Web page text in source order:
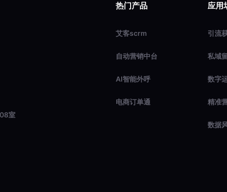
室
热门产品
艾客scrm
自动营销中台
AI智能外呼
电商订单通
应用
引流
私域
数字
精准
数据